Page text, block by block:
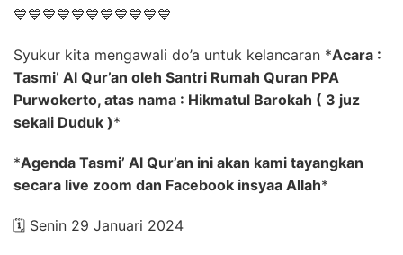
💙💙💙💙💙💙💙💙💙💙💙
Syukur kita mengawali do’a untuk kelancaran *Acara :
Tasmi’ Al Qur’an oleh Santri Rumah Quran PPA
Purwokerto, atas nama : Hikmatul Barokah ( 3 juz
sekali Duduk )*
*Agenda Tasmi’ Al Qur’an ini akan kami tayangkan
secara live zoom dan Facebook insyaa Allah*
🗓️ Senin 29 Januari 2024